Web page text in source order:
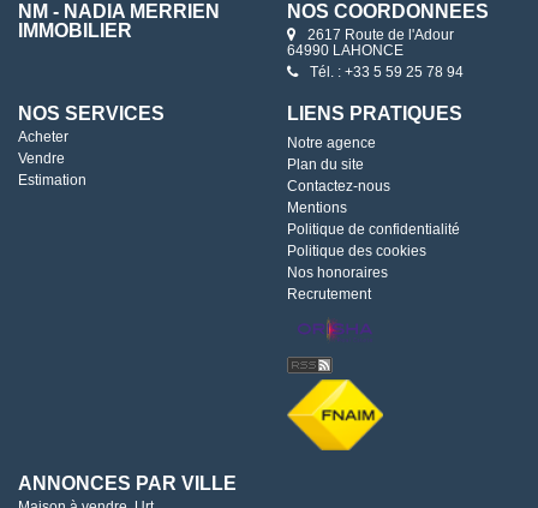
NM - NADIA MERRIEN
IMMOBILIER
NOS COORDONNÉES
2617 Route de l'Adour
64990 LAHONCE
Tél. : +33 5 59 25 78 94
NOS SERVICES
Acheter
Vendre
Estimation
LIENS PRATIQUES
Notre agence
Plan du site
Contactez-nous
Mentions
Politique de confidentialité
Politique des cookies
Nos honoraires
Recrutement
ANNONCES PAR VILLE